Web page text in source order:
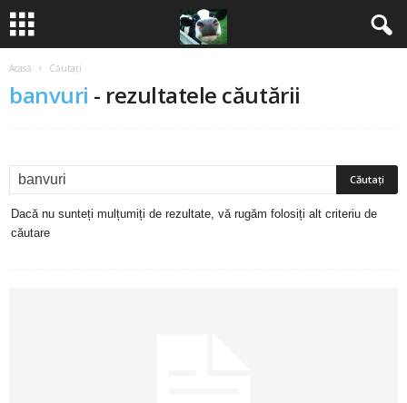
Acasă Căutați
banvuri - rezultatele căutării
Dacă nu sunteți mulțumiți de rezultate, vă rugăm folosiți alt criteriu de
căutare